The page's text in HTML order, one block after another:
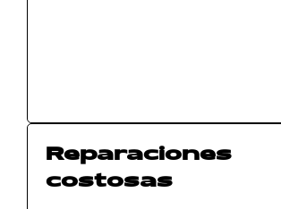
Reparaciones
costosas